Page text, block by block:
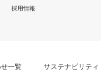
採用情報
一覧 サステナビリティ